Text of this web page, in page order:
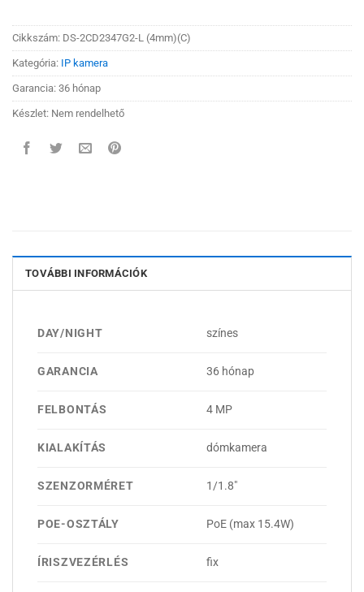
Cikkszám: DS-2CD2347G2-L (4mm)(C)
Kategória: IP kamera
Garancia: 36 hónap
Készlet: Nem rendelhető
TOVÁBBI INFORMÁCIÓK
DAY/NIGHT színes
GARANCIA 36 hónap
FELBONTÁS 4 MP
KIALAKÍTÁS dómkamera
SZENZORMÉRET 1/1.8"
POE-OSZTÁLY PoE (max 15.4W)
ÍRISZVEZÉRLÉS fix